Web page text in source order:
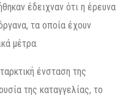
έδειχναν ότι η έρευνα
τα οποία έχουν
μέτρα.
ένσταση της
της καταγγελίας, το